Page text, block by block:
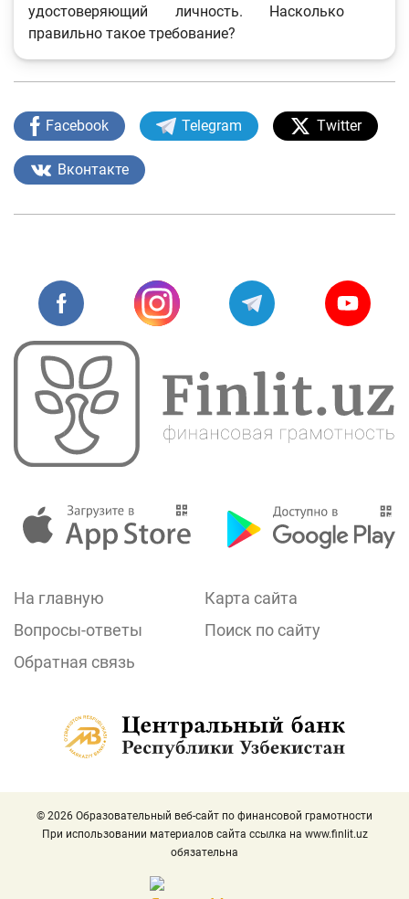
удостоверяющий личность. Насколько
правильно такое требование?
Facebook Telegram Twitter
Вконтакте
На главную
Карта сайта
Вопросы-ответы
Поиск по сайту
Обратная связь
© 2026 Образовательный веб-сайт по финансовой грамотности
При использовании материалов сайта ссылка на www.finlit.uz
обязательна